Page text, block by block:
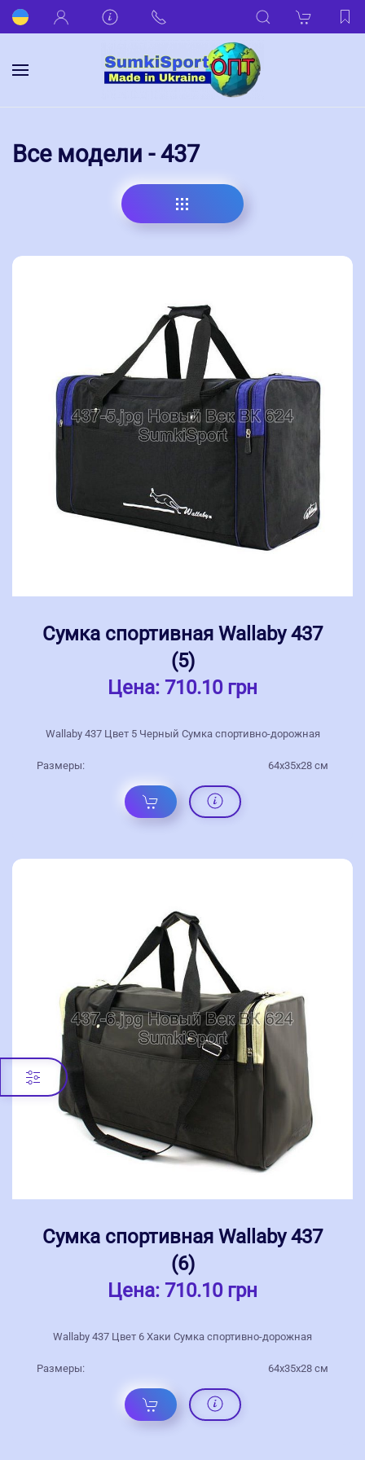
Все модели - 437
Сумка спортивная Wallaby 437
(5)
Цена: 710.10 грн
Wallaby 437 Цвет 5 Черный Сумка спортивно-дорожная
Размеры: 64x35x28 см
Сумка спортивная Wallaby 437
(6)
Цена: 710.10 грн
Wallaby 437 Цвет 6 Хаки Сумка спортивно-дорожная
Размеры: 64x35x28 см